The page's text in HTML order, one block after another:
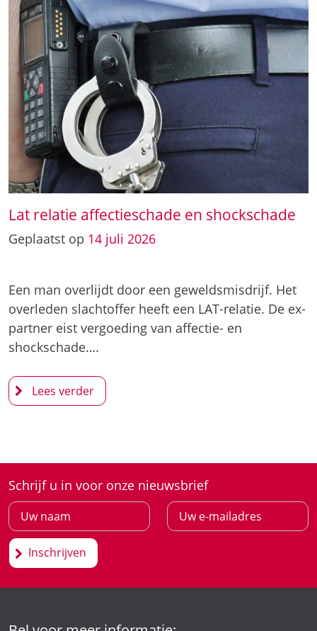
Lat relatie affectieschade en shockschade
Geplaatst op 14 juli 2026
Een man overlijdt door een geweldsmisdrijf. Het
overleden slachtoffer heeft een LAT-relatie. De ex-
partner eist vergoeding van affectie- en
shockschade….
Schrijf u in voor onze nieuwsbrief
Inschrijven